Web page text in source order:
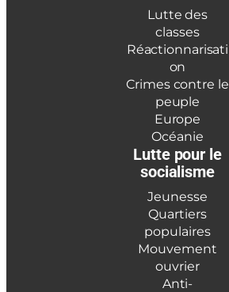
Lutte des
classes
Réactionnarisati
on
Crimes contre le
peuple
Europe
Océanie
Lutte pour le
socialisme
Jeunesse
Quartiers
populaires
Mouvement
ouvrier
Anti-